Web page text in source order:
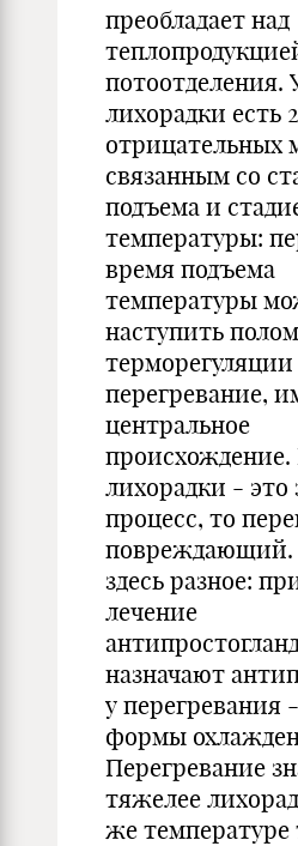
преобладает над
потоотделения.
лихорадки есть 2
отрицательных
связанным со
подъема и
температуры:
время подъема
температуры
наступить
перегревание,
центральное
происхождение.
лихорадки -
процесс, то
повреждающий.
здесь разное:
лечение
назначают
у перегревания
формы
Перегревание
тяжелее
же температуре